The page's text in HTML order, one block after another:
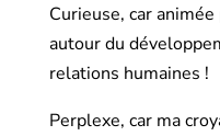
Curieuse, car
autour du
relations humaines !
Perplexe, car ma